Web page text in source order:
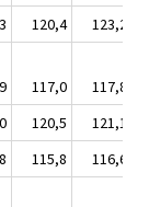
120,4
123,2
117,0
117,8
120,5
121,1
115,8
116,6